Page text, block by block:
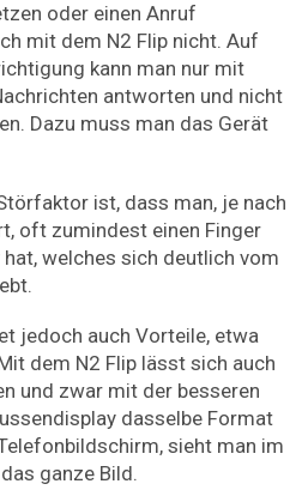
oder einen Anruf
mit dem N2 Flip nicht. Auf
kann man nur mit
antworten und nicht
Dazu muss man das Gerät
ist, dass man, je nach
oft zumindest einen Finger
welches sich deutlich vom
jedoch auch Vorteile, etwa
dem N2 Flip lässt sich auch
und zwar mit der besseren
dasselbe Format
sieht man im
ganze Bild.